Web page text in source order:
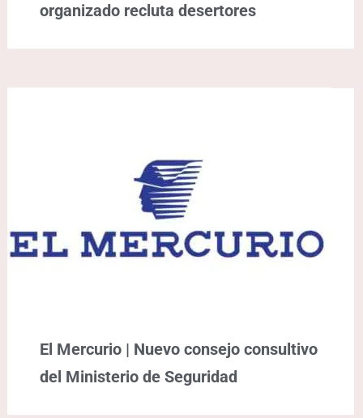
organizado recluta desertores
El Mercurio | Nuevo consejo consultivo
del Ministerio de Seguridad